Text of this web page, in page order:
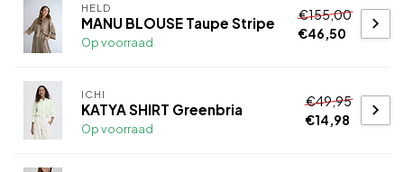
HELD
MANU BLOUSE Taupe Stripe
Op voorraad
€155,00
€46,50
ICHI
KATYA SHIRT Greenbria
Op voorraad
€49,95
€14,98